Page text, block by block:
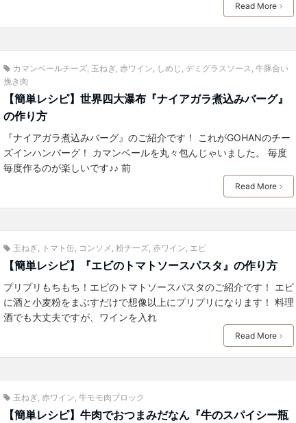
Read More
カマンベールチーズ, 玉ねぎ 赤ワイン しめじ デミグラスソース 牛豚合い
挽き肉
【簡単レシピ】世界四大瀑布『ナイアガラ煮込みバーグ』
の作り方
『ナイアガラ煮込みバーグ』のご紹介です！ これがGOHANのチー
ズインハンバーグ！ カマンベールを丸々包んじゃいました。 毎度
毎度作るのが楽しいです♪♪ 前
Read More
玉ねぎ トマト缶, コンソメ 粉チーズ, 赤ワイン エビ
【簡単レシピ】『エビのトマトソースパスタ』の作り方
プリプリもちもち！エビのトマトソースパスタのご紹介です！ エビ
に酒と小麦粉をまぶすだけで想像以上にプリプリになります！ 料理
酒でも大丈夫ですが、ワインを入れ
Read More
玉ねぎ, 赤ワイン, 牛モモ肉ブロック
【簡単レシピ】牛肉でおつまみだなん『牛のスパイシー瓶